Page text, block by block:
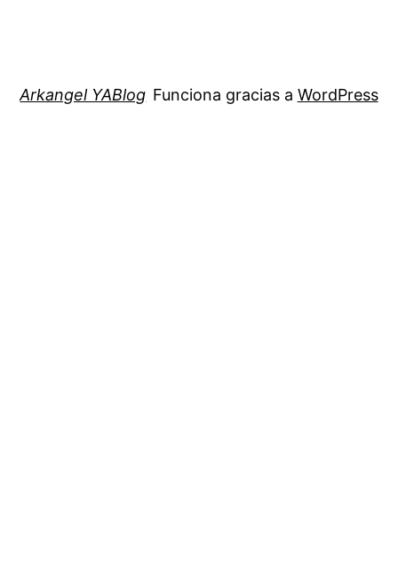
Arkangel YABlog Funciona gracias a WordPress